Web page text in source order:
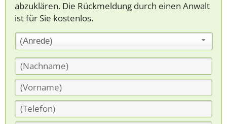
abzuklären. Die Rückmeldung durch einen Anwalt
ist für Sie kostenlos.
(Anrede)